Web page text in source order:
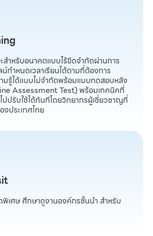
สำหรับอนาคตแบบไร้ขีดจำกัดผ่านการ
น์กำหนดเวลาเรียนได้ตามที่ต้องการ
รู้ได้แบบไม่จำกัดพร้อมแบบทดสอบหลัง
Assessment Test) พร้อมเทคนิคที่
ปปรับใช้ได้ทันทีโดยวิทยากรผู้เชี่ยวชาญที่
งประเทศไทย
เศษ ศึกษาดูงานองค์กรชั้นนำ สำหรับ